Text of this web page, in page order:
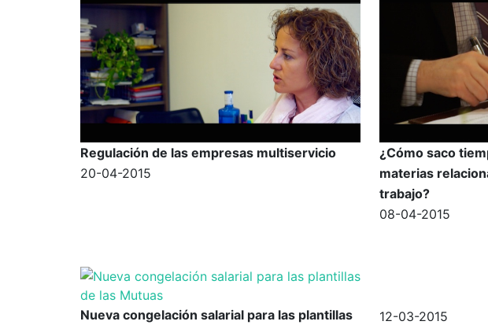
Regulación de las empresas multiservicio
20-04-2015
¿Cómo saco
materias
trabajo?
08-04-2015
Nueva congelación salarial para las plantillas
12-03-2015